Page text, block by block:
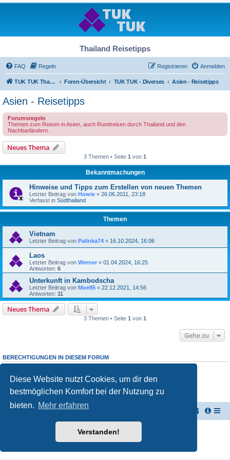
Diese Website nutzt Cookies, um dir den
bestmöglichen Komfort bei der Nutzung zu
bieten. Mehr erfahren
Verstanden!
Thailand Reisetipps
FAQ Regeln Anmelden
Registrieren
TUK TUK Thailand Reisetipps Foren-Übersicht TUK TUK - Diverses Asien - Reisetipps
Asien - Reisetipps
Forumsregeln
Themen zum Reisen in Asien, auch Rundreisen durch Thailand und den
Nachbarländern.
Neues Thema
3 Themen • Seite 1 von 1
Bekanntmachungen
Hinweise und Tipps zum Erstellen von neuen Themen
Letzter Beitrag von Howie « 26.06.2011, 23:18
Verfasst in Südthailand
Themen
Vietnam
Letzter Beitrag von Palinka74 « 16.10.2024, 16:06
Laos
Letzter Beitrag von Werner « 01.04.2024, 16:25
Antworten: 6
Unterkunft in Kambodscha
Letzter Beitrag von Moe85 « 22.12.2021, 14:56
Antworten: 11
Neues Thema
3 Themen • Seite 1 von 1
Gehe zu
BERECHTIGUNGEN IN DIESEM FORUM
Du darfst deine Beiträge in diesem Forumnichtändern.
Du darfst deine Beiträge in diesem Forum nicht löschen.
Du darfst keineDateianhänge in diesem Forum erstellen.
TUK TUK Thailand Reisetipps
Powered by phpBB
® Forum Software © phpBB Limited